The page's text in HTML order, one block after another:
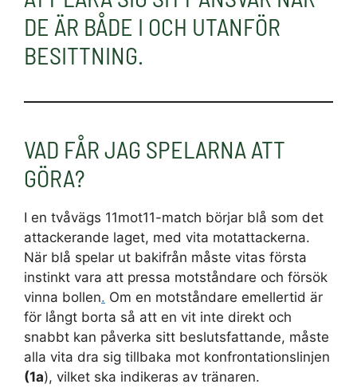
DE ÄR BÅDE I OCH UTANFÖR
BESITTNING.
VAD FÅR JAG SPELARNA ATT
GÖRA?
I en tvåvägs 11mot11-match börjar blå som det
attackerande laget, med vita motattackerna.
När blå spelar ut bakifrån måste vitas första
instinkt vara att pressa motståndare och försök
vinna bollen. Om en motståndare emellertid är
för långt borta så att en vit inte direkt och
snabbt kan påverka sitt beslutsfattande, måste
alla vita dra sig tillbaka mot konfrontationslinjen
(1a), vilket ska indikeras av tränaren.